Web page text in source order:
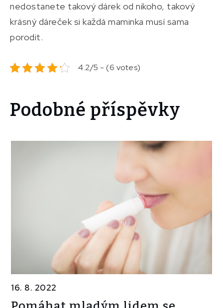
nedostanete takový dárek od nikoho, takový
krásný dáreček si každá maminka musí sama
porodit.
4.2/5 - (6 votes)
Podobné příspěvky
16. 8. 2022